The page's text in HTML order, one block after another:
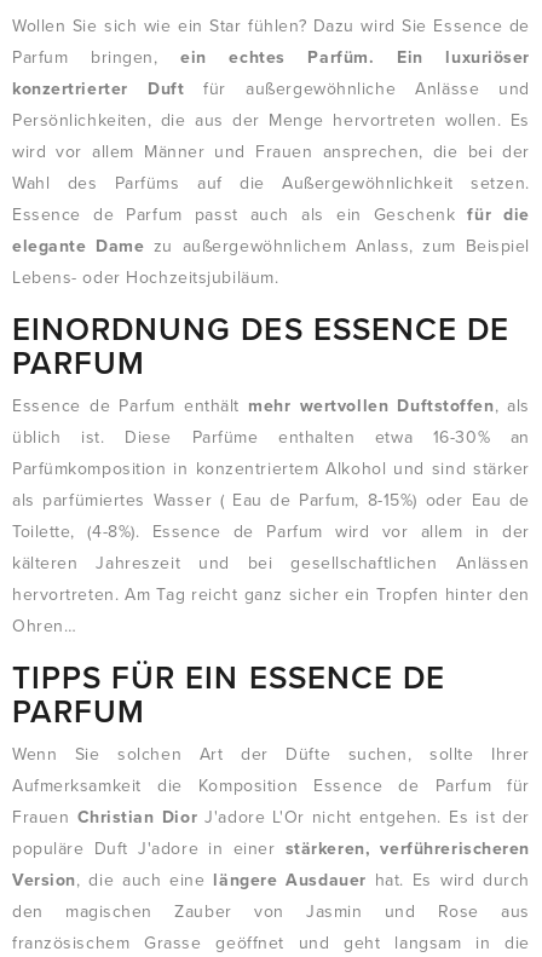
Wollen Sie sich wie ein Star fühlen? Dazu wird Sie Essence de
Parfum bringen,ein echtes Parfüm. Ein luxuriöser
konzertrierter Duft für außergewöhnliche Anlässe und
Persönlichkeiten, die aus der Menge hervortreten wollen. Es
wird vor allem Männer und Frauen ansprechen, die bei der
Wahl des Parfüms auf die Außergewöhnlichkeit setzen.
Essence de Parfum passt auch als ein Geschenkfür die
elegante Dame zu außergewöhnlichem Anlass, zum Beispiel
Lebens- oder Hochzeitsjubiläum.
EINORDNUNG DES ESSENCE DE
PARFUM
Essence de Parfum enthält mehr wertvollen Duftstoffen, als
üblich ist. Diese Parfüme enthalten etwa 16-30% an
Parfümkomposition in konzentriertem Alkohol und sind stärker
als parfümiertes Wasser ( Eau de Parfum, 8-15%) oder Eau de
Toilette, (4-8%). Essence de Parfum wird vor allem in der
kälteren Jahreszeit und bei gesellschaftlichen Anlässen
hervortreten. Am Tag reicht ganz sicher ein Tropfen hinter den
Ohren…
TIPPS FÜR EIN ESSENCE DE
PARFUM
Wenn Sie solchen Art der Düfte suchen, sollte Ihrer
Aufmerksamkeit die Komposition Essence de Parfum für
Frauen Christian Dior J'adore L'Or nicht entgehen. Es ist der
populäre Duft J'adore in einer stärkeren, verführerischeren
Version, die auch eine längere Ausdauer hat. Es wird durch
den magischen Zauber von Jasmin und Rose aus
französischem Grasse geöffnet und geht langsam in die